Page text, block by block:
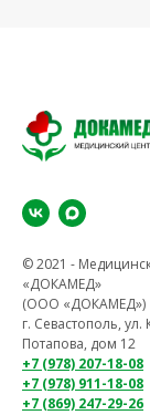
© 2021 -
«ДОКАМЕД»
(ООО «ДОКАМЕД»)
г. Севастополь,
Потапова, дом 12
+7 (978) 207-18-08
+7 (978) 911-18-08
+7 (869) 247-29-26